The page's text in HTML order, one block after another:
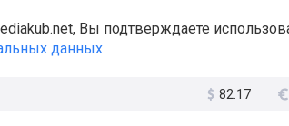
Вы подтверждаете
данных
82.17